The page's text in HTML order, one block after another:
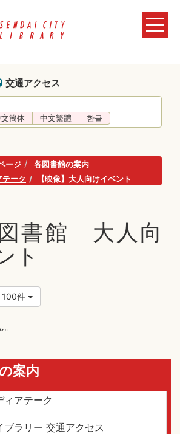
交通アクセス
簡体 中文繁體 한글
ージ
各図書館の案内
テーク
【映像】大人向けイベント
書館 大人向
ト
100件
案内
ィアテーク
ブラリー 交通アクセス